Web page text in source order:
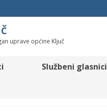
uprave općine Ključ
Službeni glasnici